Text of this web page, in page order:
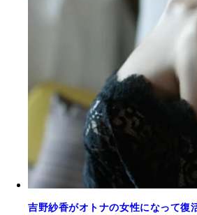
吉野紗香がオトナの女性になって復